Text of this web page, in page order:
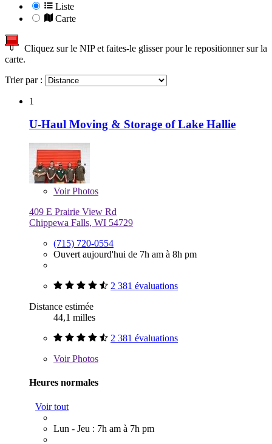
Liste
Carte
Cliquez sur le NIP et faites-le glisser pour le repositionner sur la
carte.
Trier par :
1
U-Haul Moving & Storage of Lake Hallie
VoirPhotos
409 E Prairie View Rd
Chippewa Falls, WI 54729
(715) 720-0554
Ouvert aujourd'hui de 7h am à 8h pm
2 381 évaluations
Distance estimée
44,1 milles
2 381 évaluations
VoirPhotos
Heures normales
Voir tout
Lun - Jeu : 7h am à 7h pm